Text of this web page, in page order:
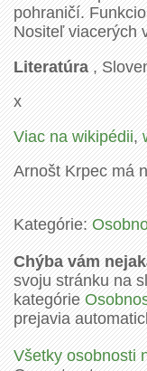
pohraničí.
Nositeľ viacerých
Literatúra,
x
Viac na wikipédii,
Arnošt Krpec má
Kategórie:
Chýba vám
svoju stránku na
kategórie
prejavia
Všetky osobnosti